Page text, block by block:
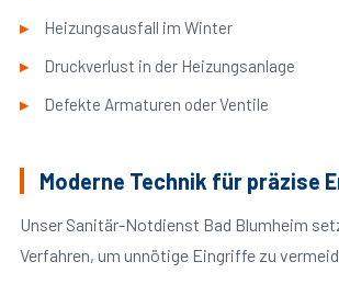
Heizungsausfall im Winter
Druckverlust in der Heizungsanlage
Defekte Armaturen oder Ventile
Moderne Technik für präzise
Unser Sanitär-Notdienst Bad Blumheim
Verfahren, um unnötige Eingriffe zu